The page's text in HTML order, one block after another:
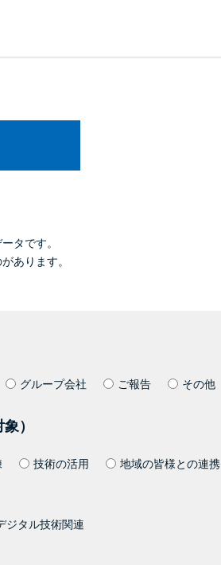
タです。
あります。
グループ会社 ご報告 その他
）
技術の活用 地域の皆様との連携
ジタル技術関連